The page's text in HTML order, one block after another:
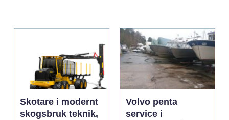
Skotare i modernt
skogsbruk teknik,
Volvo penta
service i